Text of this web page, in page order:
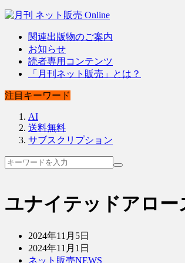
関連出版物のご案内
お知らせ
読者専用コンテンツ
「月刊ネット販売」とは？
注目キーワード
AI
送料無料
サブスクリプション
ユナイテッドアロー
2024年11月5日
2024年11月1日
ネット販売NEWS